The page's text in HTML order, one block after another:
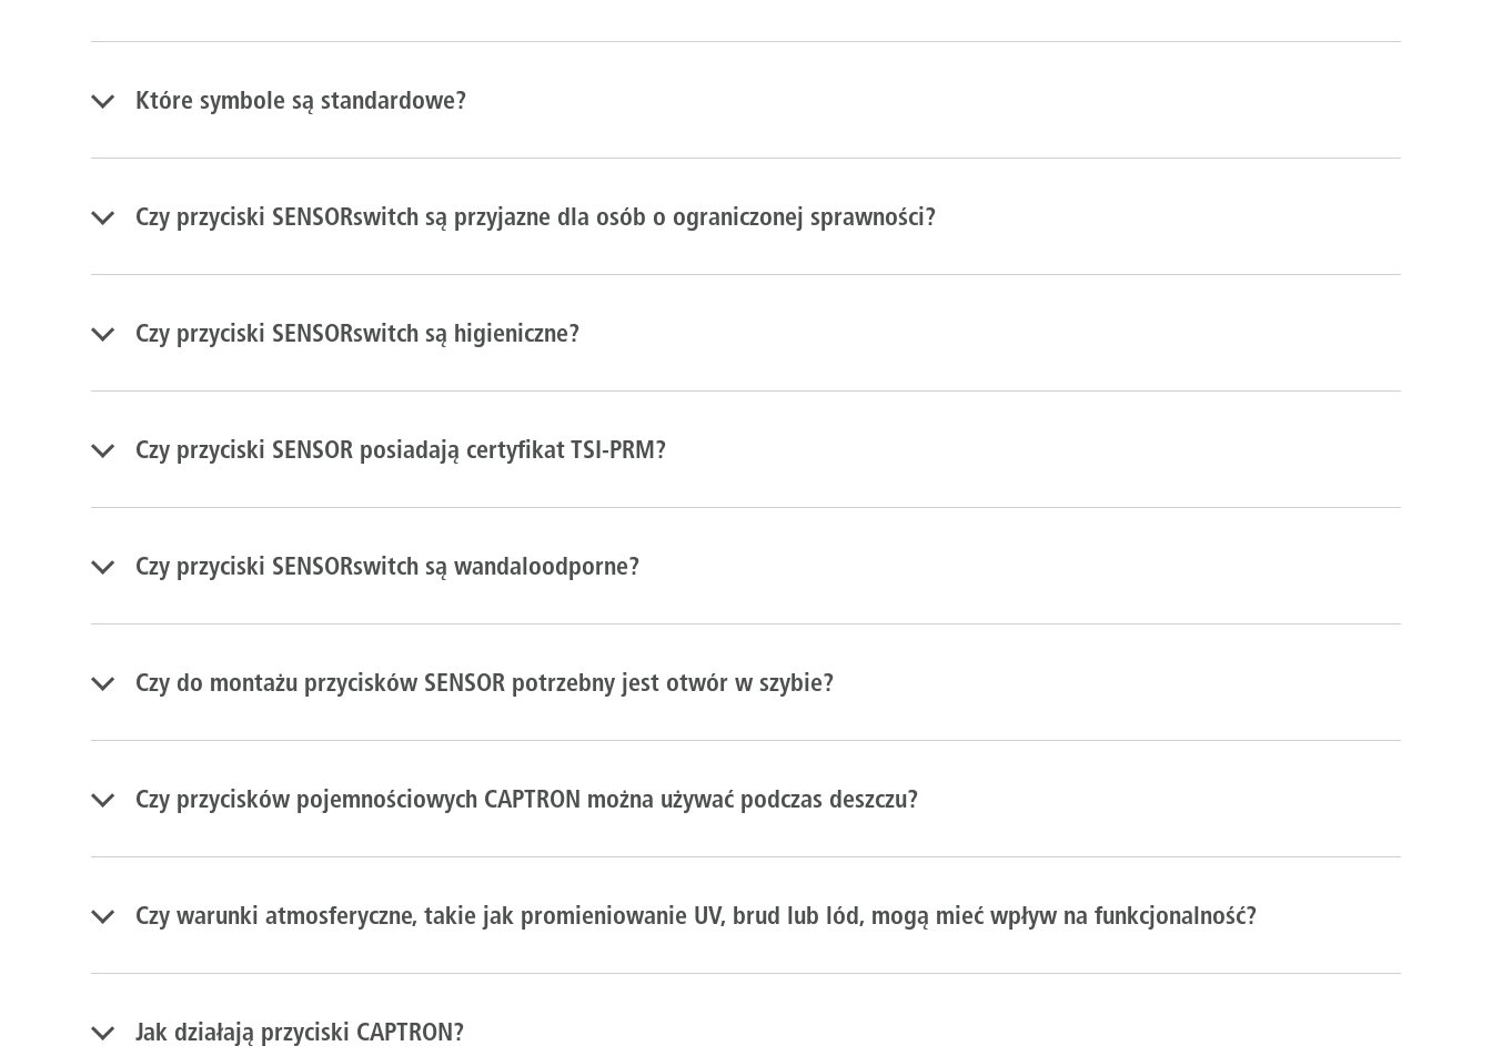
Które symbole są standardowe?
Czy przyciski SENSORswitch są przyjazne dla osób o ograniczonej sprawności?
Czy przyciski SENSORswitch są higieniczne?
Czy przyciski SENSOR posiadają certyfikat TSI-PRM?
Czy przyciski SENSORswitch są wandaloodporne?
Czy do montażu przycisków SENSOR potrzebny jest otwór w szybie?
Czy przycisków pojemnościowych CAPTRON można używać podczas deszczu?
Czy warunki atmosferyczne, takie jak promieniowanie UV, brud lub lód, mogą mieć wpływ na funkcjonalność?
Jak działają przyciski CAPTRON?